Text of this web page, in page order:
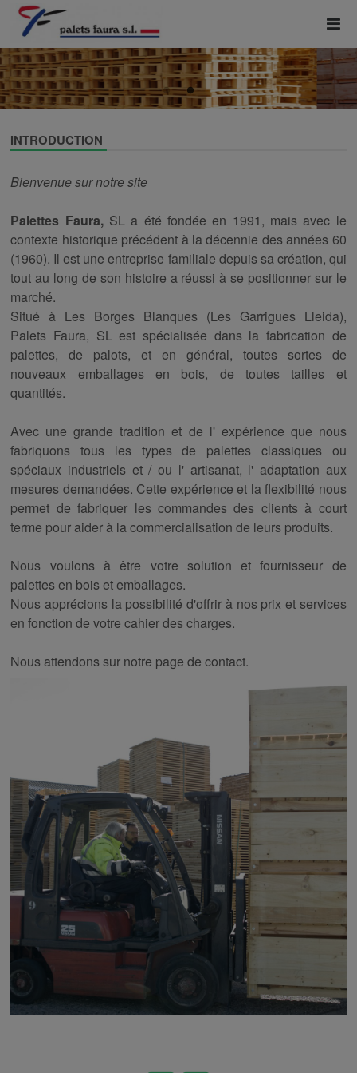
INTRODUCTION
Bienvenue sur notre site
Palettes Faura,SL a été fondée en 1991, mais avec le
contexte historique précédent à la décennie des années 60
(1960). Il est une entreprise familiale depuis sa création, qui
tout au long de son histoire a réussi àse positionner sur le
marché.
Situé à Les Borges Blanques (Les Garrigues Lleida),
Palets Faura, SLest spécialisée dans la fabrication de
palettes, de palots, et en général, toutes sortes de
nouveaux emballages en bois, de toutes tailles et
quantités.
Avec une grande tradition et de l' expérience que nous
fabriquons tous les types de palettes classiques ou
spéciaux industriels et / ou l' artisanat, l' adaptation aux
mesures demandées. Cette expérience et laflexibilité nous
permet defabriquer les commandes des clients à court
terme pour aider à lacommercialisation de leurs produits.
Nous voulonsàêtre votre solution et fournisseur de
palettesen bois et emballages.
Nous apprécions la possibilité d'offrir à nos prix et services
enfonction devotre cahierdescharges.
Nous attendons sur notre page de contact.